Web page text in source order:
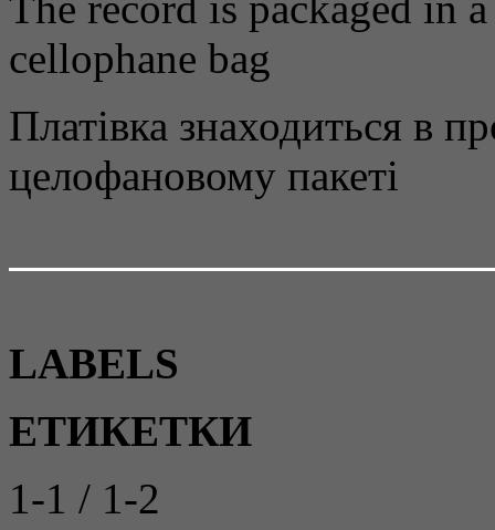
cellophane bag
Платівка знаходиться в
целофановому пакеті
LABELS
ЕТИКЕТКИ
1-1 / 1-2